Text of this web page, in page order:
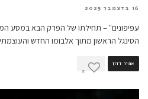
16 בדצמבר 2025
עפיפונים" – תחילתו של הפרק הבא במסע
הסינגל הראשון מתוך אלבומו החדש והעוצמתי
אמיר דדון
2